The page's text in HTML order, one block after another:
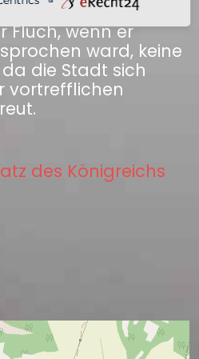
doch
Fluch, wenn er
ward, keine
die Stadt sich
vortrefflichen
des Königreichs